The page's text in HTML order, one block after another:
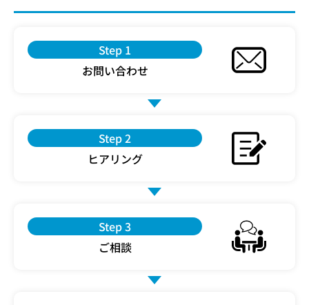
Step 1
お問い合わせ
Step 2
ヒアリング
Step 3
ご相談